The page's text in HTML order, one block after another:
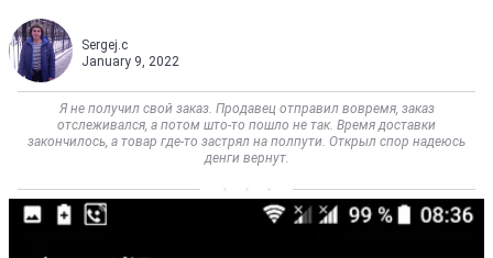
Sergej.c
January 9, 2022
Я не получил свой заказ. Продавец отправил вовремя, заказ
отслеживался, а потом што-то пошло не так. Время доставки
закончилось, а товар где-то застрял на полпути. Открыл спор надеюсь
денги вернут.